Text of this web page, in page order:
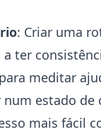
: Criar uma
ter
meditar
estado de
mais fácil